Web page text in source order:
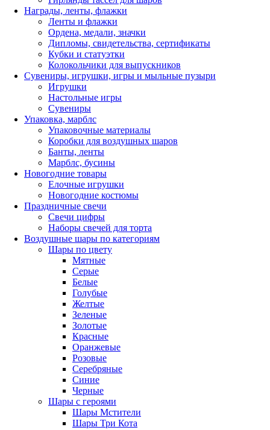
Награды, ленты, флажки
Ленты и флажки
Ордена, медали, значки
Дипломы, свидетельства, сертификаты
Кубки и статуэтки
Колокольчики для выпускников
Сувениры, игрушки, игры и мыльные пузыри
Игрушки
Настольные игры
Сувениры
Упаковка, марблс
Упаковочные материалы
Коробки для воздушных шаров
Банты, ленты
Марблс, бусины
Новогодние товары
Елочные игрушки
Новогодние костюмы
Праздничные свечи
Свечи цифры
Наборы свечей для торта
Воздушные шары по категориям
Шары по цвету
Мятные
Серые
Белые
Голубые
Желтые
Зеленые
Золотые
Красные
Оранжевые
Розовые
Серебряные
Синие
Черные
Шары с героями
Шары Мстители
Шары Три Кота